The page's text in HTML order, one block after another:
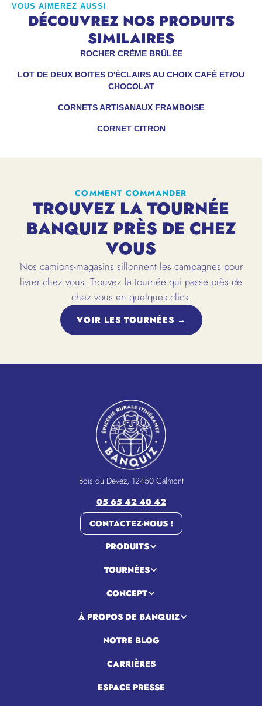
VOUS AIMEREZ AUSSI
DÉCOUVREZ NOS PRODUITS
SIMILAIRES
LOT DE DEUX BOITES D'ÉCLAIRS AU CHOIX CAFÉ ET/OU
CHOCOLAT
CORNETS ARTISANAUX FRAMBOISE
CORNET CITRON
ROCHER CRÈME BRÛLÉE
COMMENT COMMANDER
TROUVEZ LA TOURNÉE
BANQUIZ PRÈS DE CHEZ
VOUS
Nos camions-magasins sillonnent les campagnes pour
livrer chez vous. Trouvez la tournée qui passe près de
chez vous en quelques clics.
VOIR LES TOURNÉES →
Bois du Devez, 12450 Calmont
05 65 42 40 42
CONTACTEZ-NOUS !
PRODUITS
TOURNÉES
CONCEPT
À PROPOS DE BANQUIZ
NOTRE BLOG
CARRIÈRES
ESPACE PRESSE